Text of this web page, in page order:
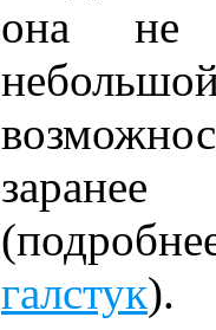
она не
галстук).